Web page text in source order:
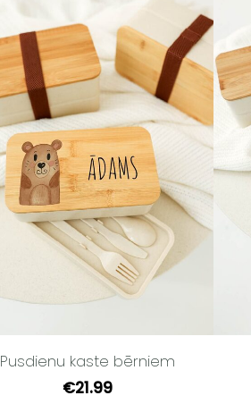
Pusdienu kaste bērniem
€21.99